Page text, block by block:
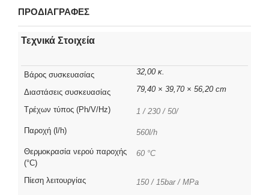
ΠΡΟΔΙΑΓΡΑΦΕΣ
Τεχνικά Στοιχεία
Βάρος συσκευασίας 32,00 κ.
Διαστάσεις συσκευασίας 79,40 × 39,70 × 56,20 cm
Τρέχων τύπος (Ph/V/Hz) 1 / 230 / 50/
Παροχή (l/h) 560l/h
Θερμοκρασία νερού παροχής
(°C)
60 °C
Πίεση λειτουργίας 150 / 15bar / MPa